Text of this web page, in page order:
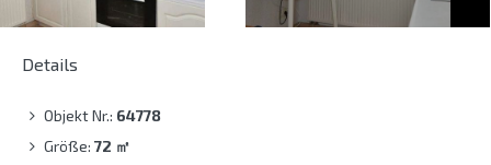
Details
Objekt Nr.: 64778
Größe: 72 ㎡